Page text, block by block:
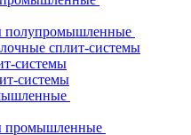
полупромышленные
сплит-системы
системы
системы
промышленные